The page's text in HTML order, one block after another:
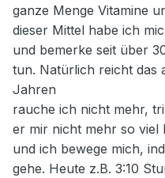
ganze Menge Vitamine
dieser Mittel habe ich
und bemerke seit über
tun. Natürlich reicht das
Jahren
rauche ich nicht mehr,
er mir nicht mehr so viel
und ich bewege mich,
gehe. Heute z.B. 3:10